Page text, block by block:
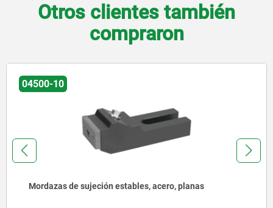
Otros clientes también
compraron
Anillos adaptadores